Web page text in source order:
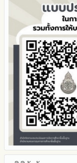
รายงานผลการด
ภายใน สพท. ประจ